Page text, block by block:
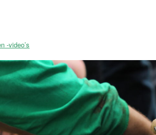
-video’s